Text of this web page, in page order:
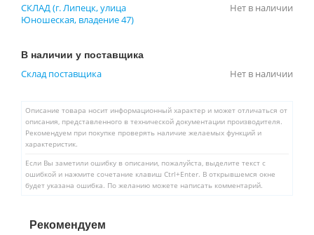
СКЛАД (г. Липецк, улица
Юношеская, владение 47)
Нет в наличии
В наличии у поставщика
Склад поставщика Нет в наличии
Описание товара носит информационный характер и может отличаться от
описания, представленного в технической документации производителя.
Рекомендуем при покупке проверять наличие желаемых функций и
характеристик.
Если Вы заметили ошибку в описании, пожалуйста, выделите текст с
ошибкой и нажмите сочетание клавиш Ctrl+Enter. В открывшемся окне
будет указана ошибка. По желанию можете написать комментарий.
Рекомендуем